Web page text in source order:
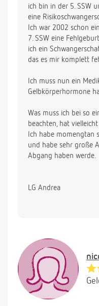
ich bin in der 5. SSW
eine
Ich war 2002 schon
7. SSW eine
ich ein
das es mir komplett
Ich muss nun ein
Gelbkörperhormone
Was muss ich bei so
beachten, hat
Ich habe momengtan
und habe sehr große
Abgang haben werde.
LG Andrea